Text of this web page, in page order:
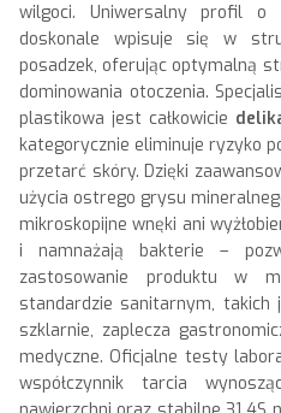
wilgoci. Uniwersalny profil
doskonale wpisuje się w
posadzek, oferując optymalną
dominowania otoczenia.
plastikowa jest całkowicie
kategorycznie eliminuje ryzyko
przetarć skóry. Dzięki
użycia ostrego grysu
mikroskopijne wnęki ani
i namnażają bakterie –
zastosowanie produktu w
standardzie sanitarnym, takich
szklarnie, zaplecza
medyczne. Oficjalne testy
współczynnik tarcia